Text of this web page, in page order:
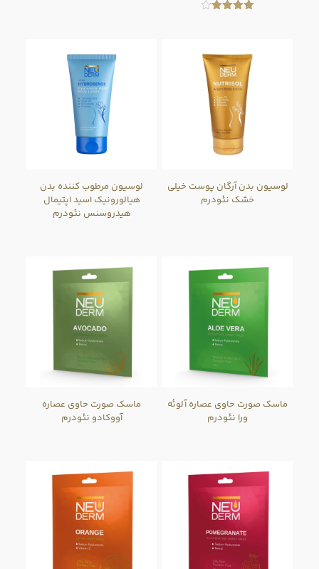
لوسیون بدن آرگان پوست خیلی
خشک نئودرم
لوسیون مرطوب کننده بدن
هیالورونیک اسید اپتیمال
هیدروسنس نئودرم
ماسک صورت حاوی عصاره آلوئه
ورا نئودرم
ماسک صورت حاوی عصاره
آووکادو نئودرم